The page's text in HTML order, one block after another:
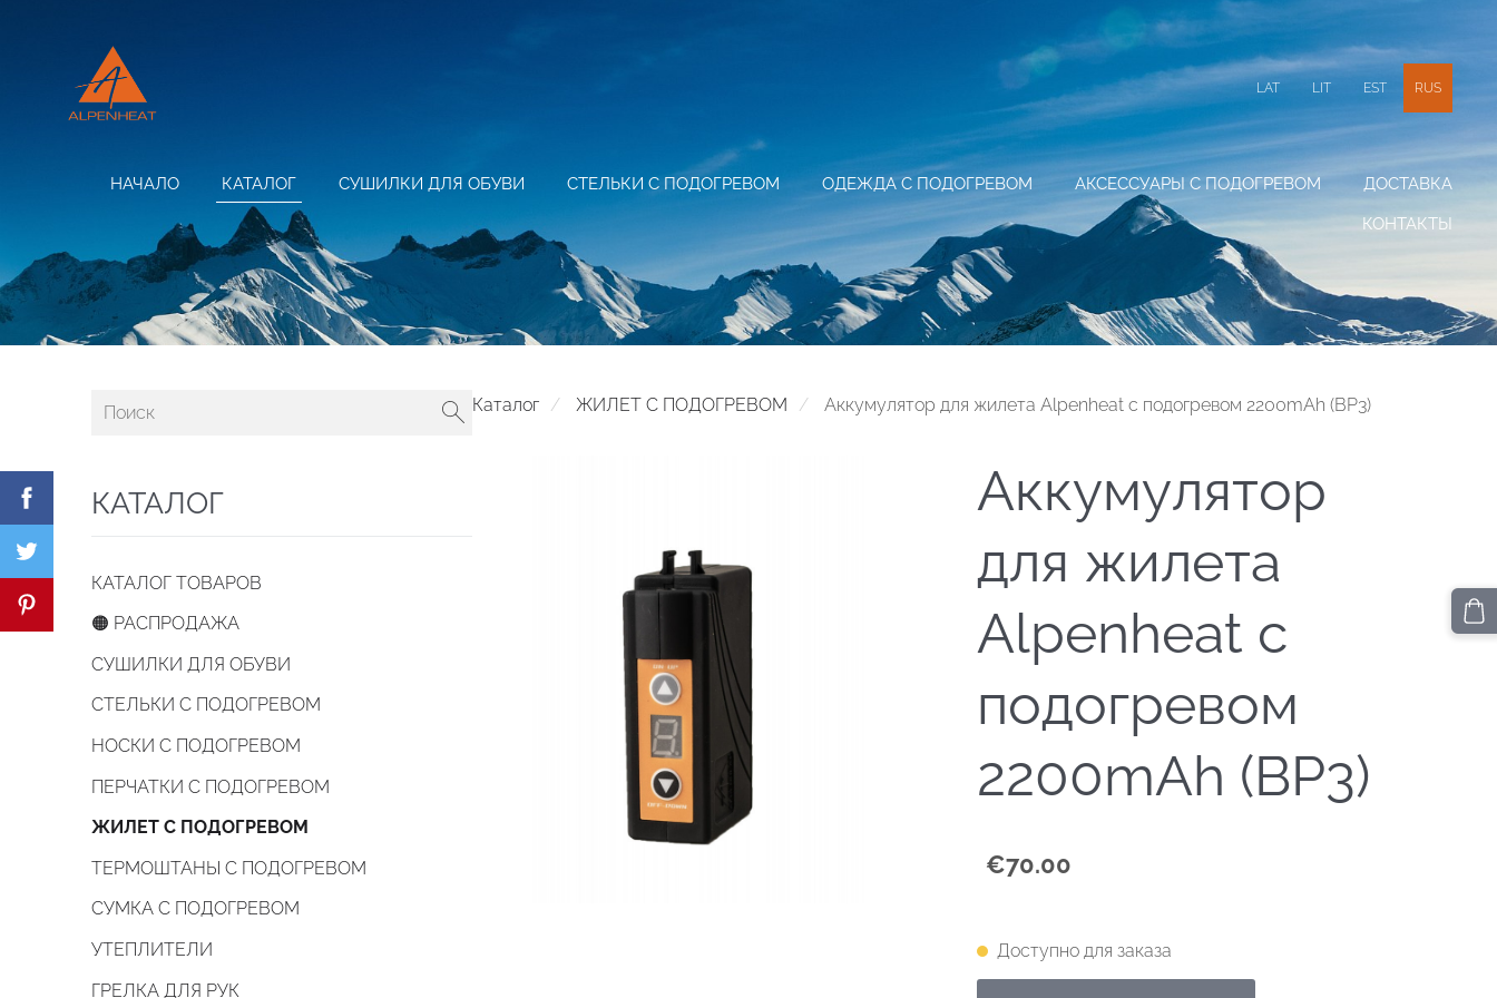
НАЧАЛО КАТАЛОГ СУШИЛКИ ДЛЯ ОБУВИ СТЕЛЬКИ С ПОДОГРЕВОМ ОДЕЖДА С ПОДОГРЕВОМ АКСЕССУАРЫ С ПОДОГРЕВОМ
ДОСТАВКА
КОНТАКТЫ
LAT LIT EST RUS
КАТАЛОГ
КАТАЛОГ ТОВАРОВ
🟠 РАСПРОДАЖА
СУШИЛКИ ДЛЯ ОБУВИ
СТЕЛЬКИ С ПОДОГРЕВОМ
НОСКИ С ПОДОГРЕВОМ
ПЕРЧАТКИ С ПОДОГРЕВОМ
ЖИЛЕТ С ПОДОГРЕВОМ
ТЕРМОШТАНЫ С ПОДОГРЕВОМ
СУМКА С ПОДОГРЕВОМ
УТЕПЛИТЕЛИ
ГРЕЛКА ДЛЯ РУК
Каталог ЖИЛЕТ С ПОДОГРЕВОМ Аккумулятор для жилета Alpenheat с подогревом 2200mAh (BP3)
Аккумулятор
для жилета
Alpenheat с
подогревом
2200mAh (BP3)
€70.00
Доступно для заказа